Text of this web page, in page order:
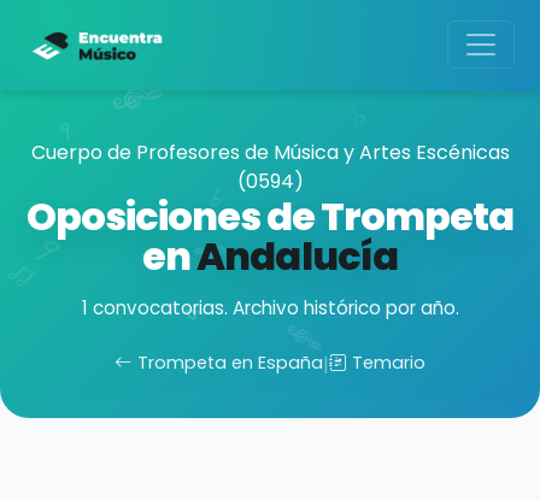
Cuerpo de Profesores de Música y Artes Escénicas
(0594)
Oposiciones de Trompeta
enAndalucía
1 convocatorias. Archivo histórico por año.
Trompeta en España| Temario